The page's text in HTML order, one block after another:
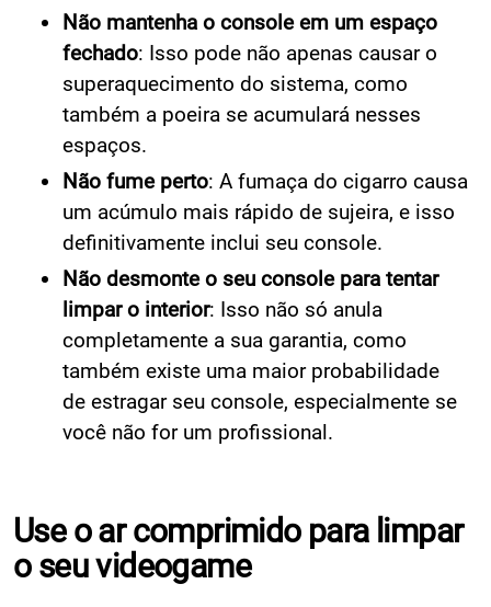
Não mantenha o console em um espaço
fechado: Isso pode não apenas causar o
superaquecimento do sistema, como
também a poeira se acumulará nesses
espaços.
Não fume perto: A fumaça do cigarro causa
um acúmulo mais rápido de sujeira, e isso
definitivamente inclui seu console.
Não desmonte o seu console para tentar
limpar o interior: Isso não só anula
completamente a sua garantia, como
também existe uma maior probabilidade
de estragar seu console, especialmente se
você não for um profissional.
Use o ar comprimido para limpar
o seu videogame